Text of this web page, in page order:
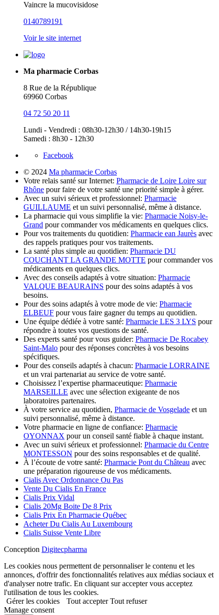
Vaincre la mucovisidose
0140789191
Voir le site internet
Ma pharmacie Corbas
8 Rue de la République
69960 Corbas
04 72 50 20 11
Lundi - Vendredi : 08h30-12h30 / 14h30-19h15
Samedi : 8h30 - 12h30
Facebook
© 2024 Ma pharmacie Corbas
Votre relais santé sur Internet: Pharmacie de Loire Loire sur
Rhône pour faire de votre santé une priorité simple à gérer.
Avec un suivi sérieux et professionnel: Pharmacie
GUILLAUME et un suivi personnalisé, même à distance.
La pharmacie qui vous simplifie la vie: Pharmacie Noisy-le-
Grand pour commander vos médicaments en quelques clics.
Pour vos traitements du quotidien: Pharmacie ean Jaurès avec
des rappels pratiques pour vos traitements.
La santé plus simple au quotidien: Pharmacie DU
COUCHANT LA GRANDE MOTTE pour commander vos
médicaments en quelques clics.
Avec des conseils adaptés à votre situation: Pharmacie
VALQUE BEAURAINS pour des soins adaptés à vos
besoins.
Pour des soins adaptés à votre mode de vie: Pharmacie
ELBEUF pour vous faire gagner du temps au quotidien.
Une équipe dédiée à votre santé: Pharmacie LES 3 LYS pour
répondre à toutes vos questions de santé.
Des experts santé pour vous guider: Pharmacie De Rocabey
Saint-Malo pour des réponses concrètes à vos besoins
spécifiques.
Pour des conseils adaptés à chacun: Pharmacie LORRAINE
et un vrai partenariat au service de votre santé.
Choisissez l’expertise pharmaceutique: Pharmacie
MARSEILLE avec une sélection exigeante de nos
laboratoires partenaires.
À votre service au quotidien, Pharmacie de Vosgelade et un
suivi personnalisé, même à distance.
Votre pharmacie en ligne de confiance: Pharmacie
OYONNAX pour un conseil santé fiable à chaque instant.
Avec un suivi sérieux et professionnel: Pharmacie du Centre
MONTESSON pour des soins responsables et de qualité.
À l’écoute de votre santé: Pharmacie Pont du Château avec
une préparation rigoureuse de vos médicaments.
Cialis Avec Ordonnance Ou Pas
Vente Du Cialis En France
Cialis Prix Vidal
Cialis 20Mg Boite De 8 Prix
Cialis Prix En Pharmacie Québec
Acheter Du Cialis Au Luxembourg
Cialis Suisse Vente Libre
Conception Digitecpharma
Les cookies nous permettent de personnaliser le contenu et les
annonces, d'offrir des fonctionnalités relatives aux médias sociaux et
d'analyser notre trafic. En cliquant sur accepter vous acceptez
l'utilisation de tous les cookies.
Gérer les cookies
Tout accepterTout refuser
Manage consent